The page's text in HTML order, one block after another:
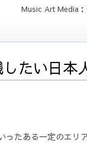
Music Art Media
たい日本
たある一定のエリ